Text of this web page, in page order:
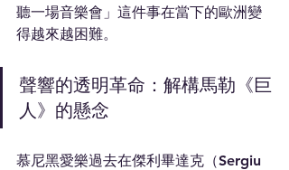
聽一場音樂會」這件事在當下的歐洲變
得越來越困難。
聲響的透明革命：解構馬勒《巨
人》的懸念
慕尼黑愛樂過去在傑利畢達克（Sergiu